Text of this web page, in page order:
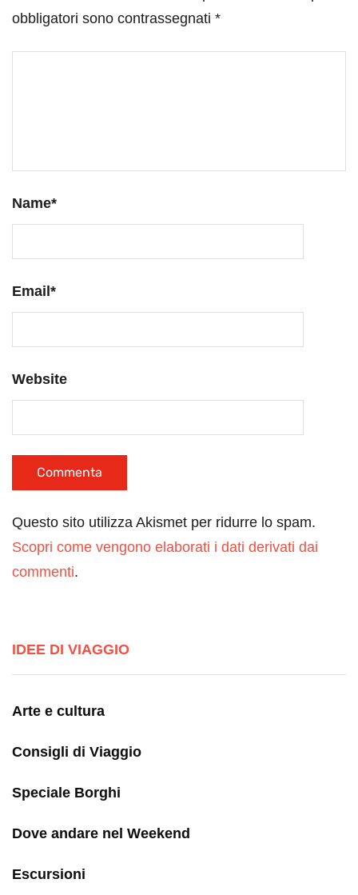
obbligatori sono contrassegnati *
Name*
Email*
Website
Questo sito utilizza Akismet per ridurre lo spam.
Scopri come vengono elaborati i dati derivati dai
commenti.
IDEE DI VIAGGIO
Arte e cultura
Consigli di Viaggio
Speciale Borghi
Dove andare nel Weekend
Escursioni